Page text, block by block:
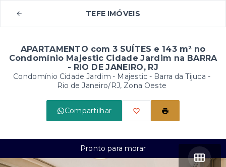
TEFE IMÓVEIS
APARTAMENTO com 3 SUÍTES e 143 m² no
Condomínio Majestic Cidade Jardim na BARRA
- RIO DE JANEIRO, RJ
Condomínio Cidade Jardim - Majestic - Barra da Tijuca -
Rio de Janeiro/RJ, Zona Oeste
Compartilhar
Pronto para morar